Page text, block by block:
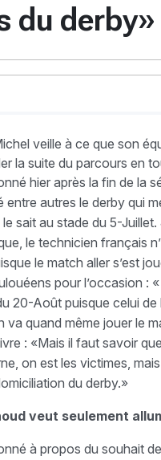
du derby»
veille à ce que son
la suite du parcours en
hier après la fin de la
entre autres le derby qui
sait au stade du 5-
le technicien français
le match aller s’est
pour l’occasion :
20-Août puisque celui de
va quand même jouer le
: «Mais il faut savoir
on est les victimes,
du derby.»
veut seulement
à propos du souhait